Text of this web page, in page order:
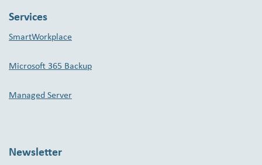
Services
SmartWorkplace
Microsoft 365 Backup
Managed Server
Newsletter